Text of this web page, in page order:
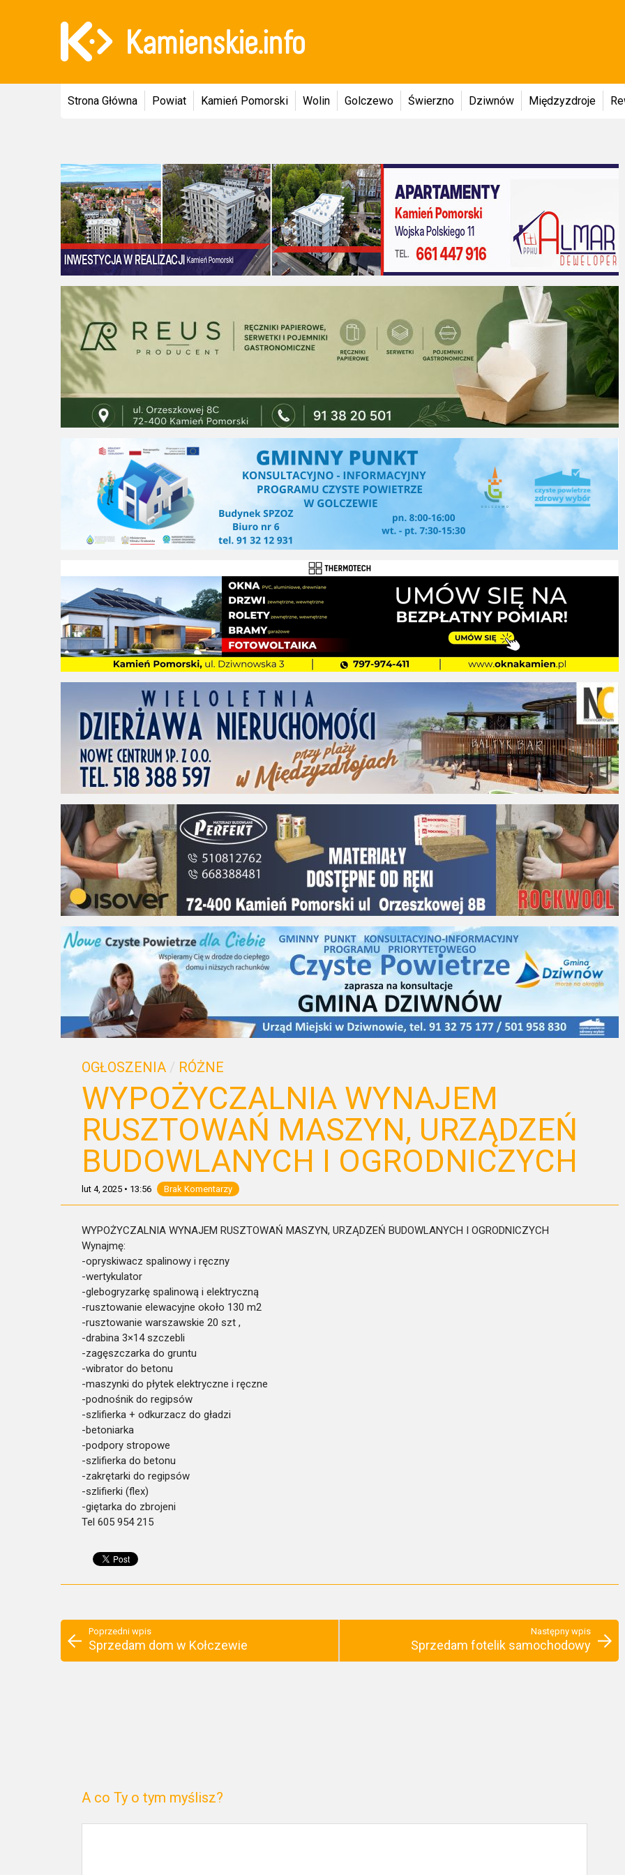
Strona Główna Powiat Kamień Pomorski Wolin Golczewo Świerzno Dziwnów Międzyzdroje
OGŁOSZENIA / RÓŻNE
WYPOŻYCZALNIA WYNAJEM
RUSZTOWAŃ MASZYN, URZĄDZEŃ
BUDOWLANYCH I OGRODNICZYCH
lut 4, 2025 • 13:56 Brak Komentarzy
WYPOŻYCZALNIA WYNAJEM RUSZTOWAŃ MASZYN, URZĄDZEŃ BUDOWLANYCH I OGRODNICZYCH
Wynajmę:
-opryskiwacz spalinowy i ręczny
-wertykulator
-glebogryzarkę spalinową i elektryczną
-rusztowanie elewacyjne około 130 m2
-rusztowanie warszawskie 20 szt ,
-drabina 3×14 szczebli
-zagęszczarka do gruntu
-wibrator do betonu
-maszynki do płytek elektryczne i ręczne
-podnośnik do regipsów
-szlifierka + odkurzacz do gładzi
-betoniarka
-podpory stropowe
-szlifierka do betonu
-zakrętarki do regipsów
-szlifierki (flex)
-giętarka do zbrojeni
Tel 605 954 215
Poprzedni wpis
Sprzedam dom w Kołczewie
Następny wpis
Sprzedam fotelik samochodowy
A co Ty o tym myślisz?